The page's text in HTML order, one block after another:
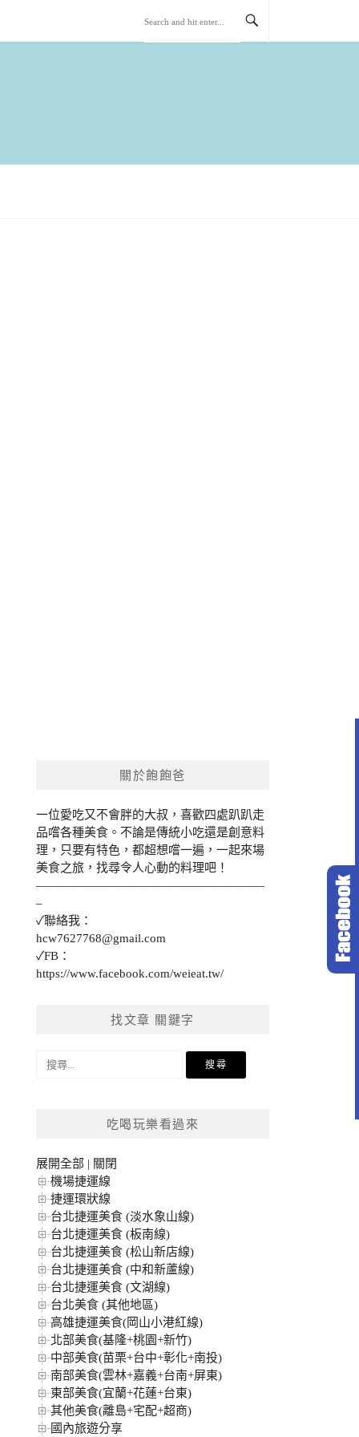
關於飽飽爸
一位愛吃又不會胖的大叔，喜歡四處趴趴走
品嚐各種美食。不論是傳統小吃還是創意料
理，只要有特色，都超想嚐一遍，一起來場
美食之旅，找尋令人心動的料理吧！
———————————————————
–
✓聯絡我：
hcw7627768@gmail.com
✓FB：
https://www.facebook.com/weieat.tw/
找文章 關鍵字
搜
吃喝玩樂看過來
展開全部 | 關閉
機場捷運線
捷運環狀線
台北捷運美食 (淡水象山線)
台北捷運美食 (板南線)
台北捷運美食 (松山新店線)
台北捷運美食 (中和新蘆線)
台北捷運美食 (文湖線)
台北美食 (其他地區)
高雄捷運美食(岡山小港紅線)
北部美食(基隆+桃園+新竹)
中部美食(苗栗+台中+彰化+南投)
南部美食(雲林+嘉義+台南+屏東)
東部美食(宜蘭+花蓮+台東)
其他美食(離島+宅配+超商)
國內旅遊分享